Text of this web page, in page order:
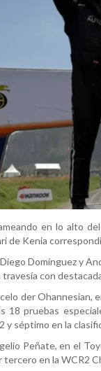
en lo alto
de Kenia
Domínguez y
con
der Ohannesian,
18 pruebas
y séptimo en la
Peñate, en el
en la WCR2